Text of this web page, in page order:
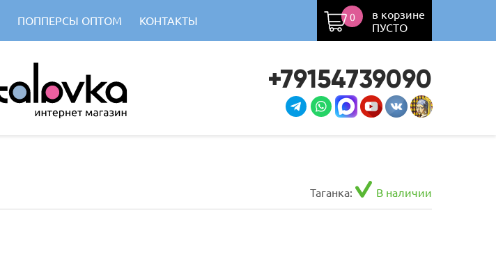
ПОППЕРСЫ ОПТОМ КОНТАКТЫ
в корзине
ПУСТО
0
+79154739090
Таганка: В наличии